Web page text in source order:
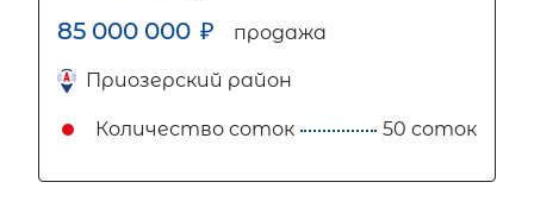
85 000 000 ₽ продажа
Приозерский район
Количество соток 50 соток